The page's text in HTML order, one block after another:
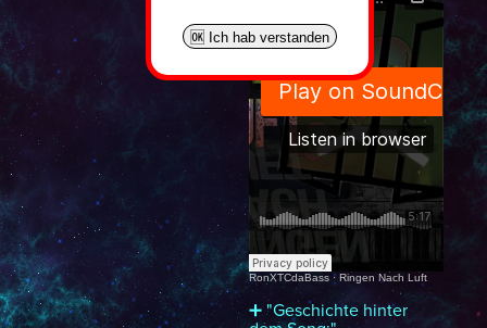
RonXTCdaBass· Ringen Nach Luft
➕ "Geschichte hinter
🆗 Ich hab verstanden